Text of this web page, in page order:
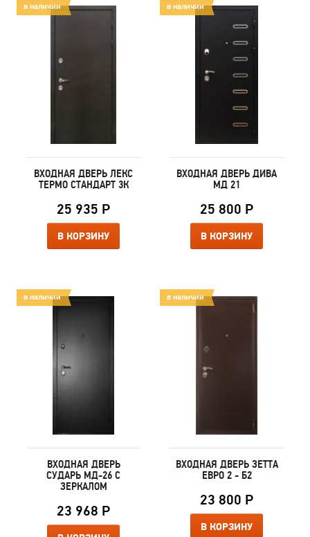
в наличии
ВХОДНАЯ ДВЕРЬ ЛЕКС
ТЕРМО СТАНДАРТ 3К
25 935 Р
В КОРЗИНУ
в наличии
ВХОДНАЯ ДВЕРЬ ДИВА
МД 21
25 800 Р
В КОРЗИНУ
в наличии
ВХОДНАЯ ДВЕРЬ
СУДАРЬ МД-26 С
ЗЕРКАЛОМ
23 968 Р
в наличии
ВХОДНАЯ ДВЕРЬ ЗЕТТА
ЕВРО 2 - Б2
23 800 Р
В КОРЗИНУ